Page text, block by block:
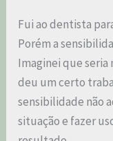
Fui ao dentista
Porém a
Imaginei que
deu um certo
sensibilidade não
situação e fazer